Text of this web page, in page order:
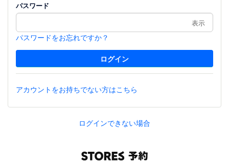
パスワード
表示
パスワードをお忘れですか？
アカウントをお持ちでない方はこちら
ログインできない場合